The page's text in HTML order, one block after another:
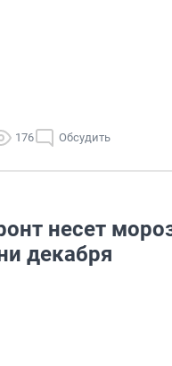
176 Обсудить
несет
декабря